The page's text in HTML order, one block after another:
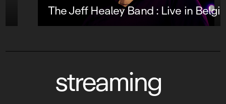
The Jeff Healey Band : Live in Belgium
streaming